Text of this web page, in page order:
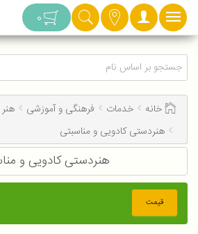
دسته بندی 0
خانه خدمات فرهنگی و آموزشی
هنر
هنردستی کادویی و مناسبتی
هنردستی کادویی و
قیمت